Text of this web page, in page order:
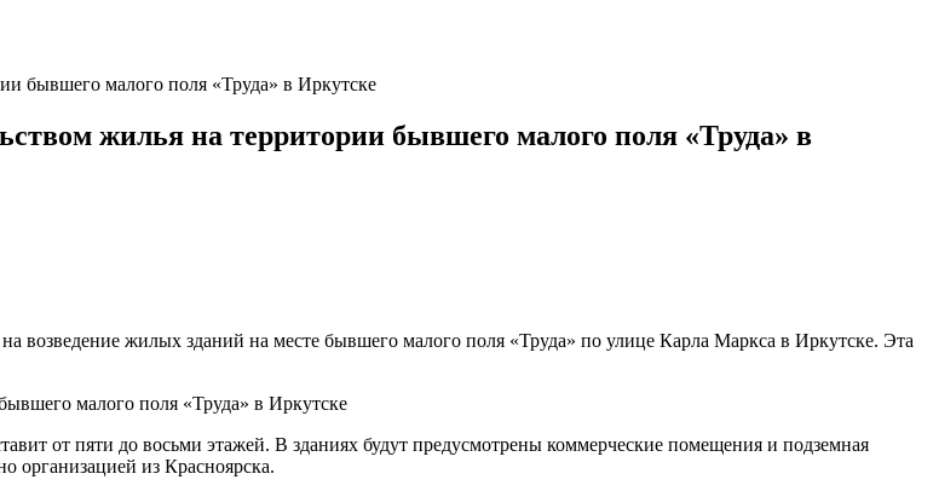
бывшего малого поля «Труда» в Иркутске
жилья на территории бывшего малого поля «Труда» в
возведение жилых зданий на месте бывшего малого поля «Труда» по улице Карла Маркса в Иркутске. Эта
от пяти до восьми этажей. В зданиях будут предусмотрены коммерческие помещения и подземная
организацией из Красноярска.